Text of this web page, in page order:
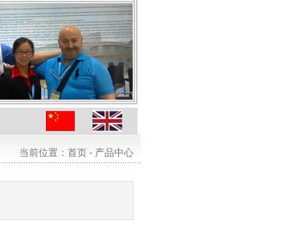
当前位置：首页 - 产品中心